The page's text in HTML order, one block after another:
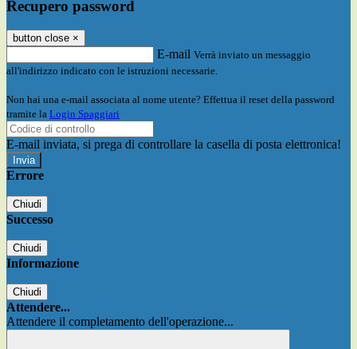
Recupero password
button close ×
E-mail Verrà inviato un messaggio
all'indirizzo indicato con le istruzioni necessarie.
Non hai una e-mail associata al nome utente? Effettua il reset della password
tramite la Login Spaggiari
E-mail inviata, si prega di controllare la casella di posta elettronica!
Errore
Chiudi
Successo
Chiudi
Informazione
Chiudi
Attendere...
Attendere il completamento dell'operazione...